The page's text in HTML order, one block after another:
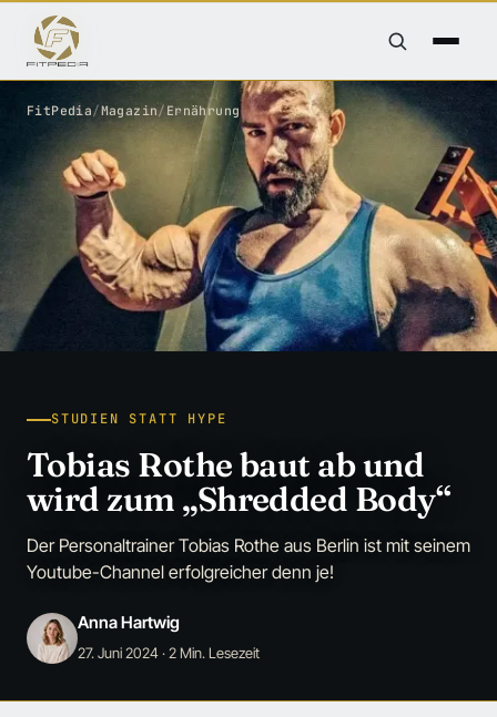
FitPedia/Magazin/ Ernährung
STUDIEN STATT HYPE
Tobias Rothe baut ab und
wird zum „Shredded Body“
Der Personaltrainer Tobias Rothe aus Berlin ist mit seinem
Youtube-Channel erfolgreicher denn je!
Anna Hartwig
27. Juni 2024· 2 Min. Lesezeit